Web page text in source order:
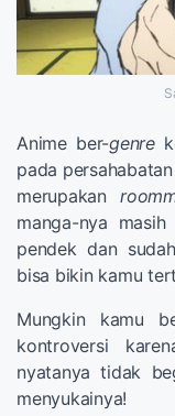
Anime ber-genre
pada
merupakan
manga-nya
pendek dan
bisa bikin kamu
Mungkin kamu
kontroversi
nyatanya tidak
menyukainya!